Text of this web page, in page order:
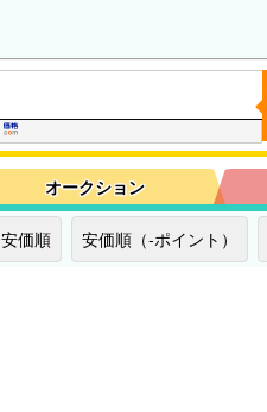
オークション
安価順 安価順（-ポイント）